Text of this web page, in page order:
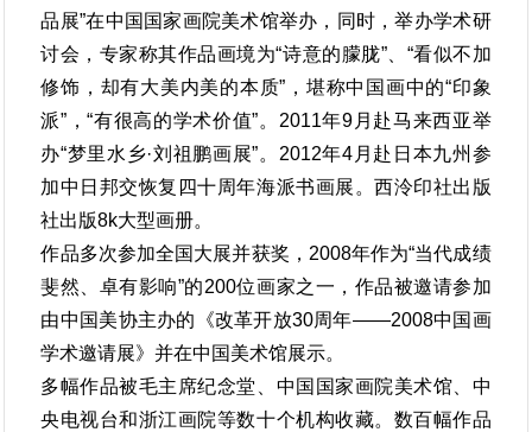
品展”在中国国家画院美术馆举办，同时，举办学术研
讨会，专家称其作品画境为“诗意的朦胧”、“看似不加
修饰，却有大美内美的本质”，堪称中国画中的“印象
派”，“有很高的学术价值”。2011年9月赴马来西亚举
办“梦里水乡·刘祖鹏画展”。2012年4月赴日本九州参
加中日邦交恢复四十周年海派书画展。西泠印社出版
社出版8k大型画册。
作品多次参加全国大展并获奖，2008年作为“当代成绩
斐然、卓有影响”的200位画家之一，作品被邀请参加
由中国美协主办的《改革开放30周年——2008中国画
学术邀请展》并在中国美术馆展示。
多幅作品被毛主席纪念堂、中国国家画院美术馆、中
央电视台和浙江画院等数十个机构收藏。数百幅作品